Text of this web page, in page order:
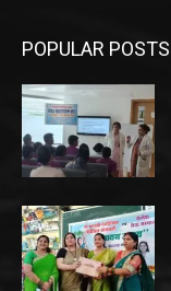
POPULAR POSTS